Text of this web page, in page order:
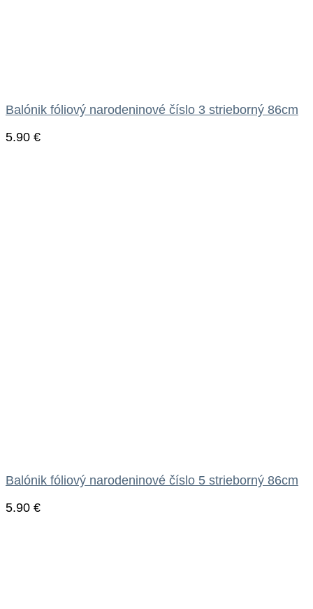
Balónik fóliový narodeninové číslo 3 strieborný 86cm
5.90 €
Balónik fóliový narodeninové číslo 5 strieborný 86cm
5.90 €